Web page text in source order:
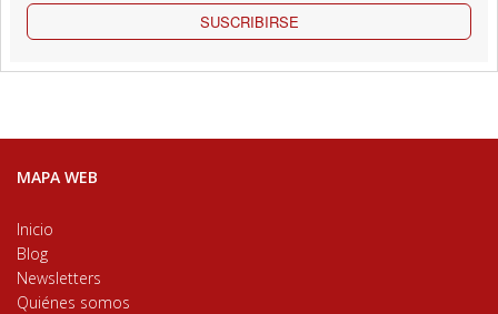
SUSCRIBIRSE
MAPA WEB
Inicio
Blog
Newsletters
Quiénes somos